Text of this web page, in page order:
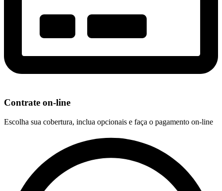
Contrate on-line
Escolha sua cobertura, inclua opcionais e faça o pagamento on-line